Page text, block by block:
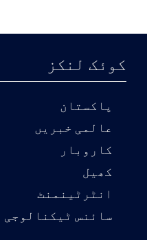
کوئک لنکز
پاکستان
عالمی خبریں
کاروبار
کھیل
انٹرٹینمنٹ
سائنس ٹیکنالوجی